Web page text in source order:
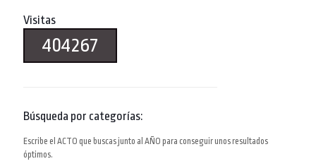
Visitas
404267
Búsqueda por categorías:
Escribe el ACTO que buscas junto al AÑO para conseguir unos resultados
óptimos.